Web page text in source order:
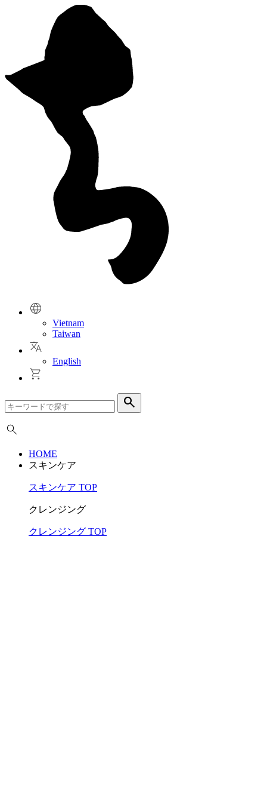
Vietnam
Taiwan
English
search
HOME
スキンケア
スキンケア TOP
クレンジング
クレンジング TOP